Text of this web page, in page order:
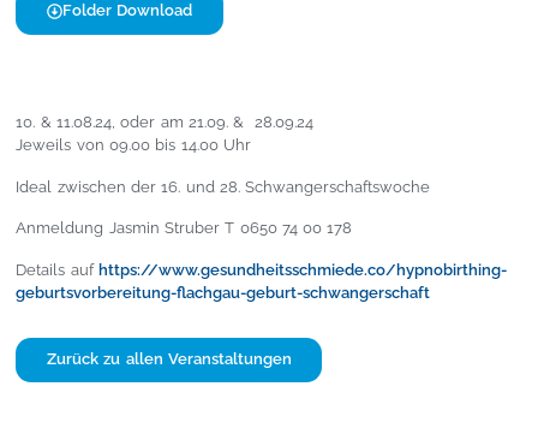
Folder Download
10. & 11.08.24, oder am 21.09. & 28.09.24
Jeweils von 09.00 bis 14.00 Uhr
Ideal zwischen der 16. und 28. Schwangerschaftswoche
Anmeldung Jasmin Struber T 0650 74 00 178
Details auf https://www.gesundheitsschmiede.co/hypnobirthing-
geburtsvorbereitung-flachgau-geburt-schwangerschaft
Zurück zu allen Veranstaltungen